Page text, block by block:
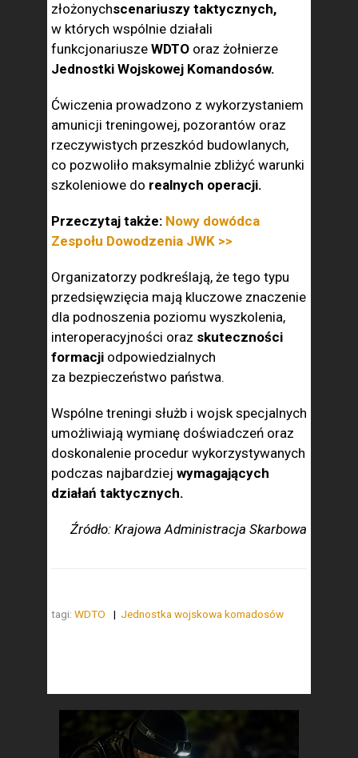
złożonychscenariuszy taktycznych,
w których wspólnie działali
funkcjonariusze WDTO oraz żołnierze
Jednostki Wojskowej Komandosów.
Ćwiczenia prowadzono z wykorzystaniem
amunicji treningowej, pozorantów oraz
rzeczywistych przeszkód budowlanych,
co pozwoliło maksymalnie zbliżyć warunki
szkoleniowe do realnych operacji.
Przeczytaj także: Nowy dowódca
Zespołu Dowodzenia JWK >>
Organizatorzy podkreślają, że tego typu
przedsięwzięcia mają kluczowe znaczenie
dla podnoszenia poziomu wyszkolenia,
interoperacyjności oraz skuteczności
formacji odpowiedzialnych
za bezpieczeństwo państwa.
Wspólne treningi służb i wojsk specjalnych
umożliwiają wymianę doświadczeń oraz
doskonalenie procedur wykorzystywanych
podczas najbardziej wymagających
działań taktycznych.
Źródło: Krajowa Administracja Skarbowa
tagi: WDTO Jednostka wojskowa komadosów